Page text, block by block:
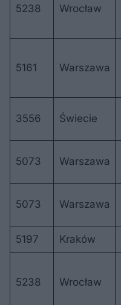
5238 Wrocław
5161 Warszawa
3556 Świecie
5073 Warszawa
5073 Warszawa
5197 Kraków
5238 Wrocław